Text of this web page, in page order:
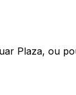
Plaza, ou